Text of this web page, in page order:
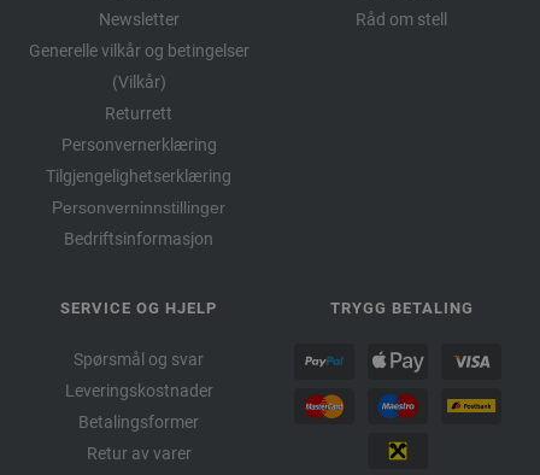
Newsletter
Generelle vilkår og betingelser
(Vilkår)
Returrett
Personvernerklæring
Tilgjengelighetserklæring
Personverninnstillinger
Bedriftsinformasjon
Råd om stell
SERVICE OG HJELP
Spørsmål og svar
Leveringskostnader
Betalingsformer
Retur av varer
TRYGG BETALING